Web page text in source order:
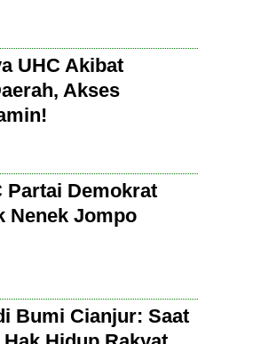
UHC Akibat
Akses
Partai Demokrat
Nenek Jompo
Bumi Cianjur: Saat